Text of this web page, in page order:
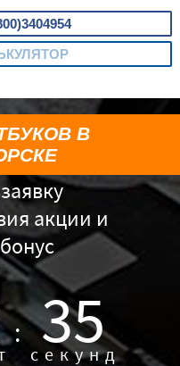
акции и
: 34
секунд
В